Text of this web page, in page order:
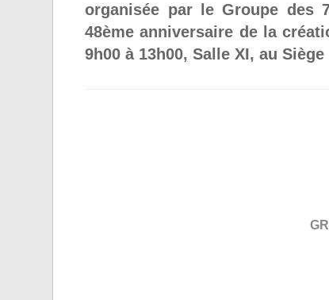
organisée par le Groupe des
48ème anniversaire de la
9h00 à 13h00, Salle XI, au Siège